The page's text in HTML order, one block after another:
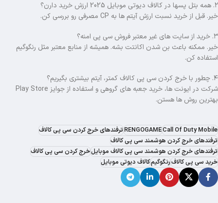
۲. همه بتل پسها در کالاف دیوتی موبایل 2025 ارزش خرید دارن؟
خیر. قبل از خرید نسبت ارزش آیتم ها به CP مصرفی رو بررسی کن.
۳. خرید از سایت های غیر معتبر فروش سی پی امنه؟
خیر. ممکنه باعث بن شدن اکانتت بشه. همیشه از منابع معتبر مثل رنگوگیم
استفاده کن.
۴. چطور با خرج کردن سی پی کالاف کمتر، آیتم بیشتری بگیریم؟
شرکت در ایونت ها، خرید جعبه های گروهی و استفاده از جوایز Play Store
بهترین روش ها هستن.
Call Of Duty Mobile
RENGOGAMEترفندهای خرج کردن سی پی کالاف
ترفندهای خرج کردن هوشمند سی پی کالاف
ترفندهای خرج کردن هوشمند سی پی کالاف موبایلخرج کردن سی پی کالاف
خرید سی پی کالافرنگوگیمکالاف دیوتی موبایل